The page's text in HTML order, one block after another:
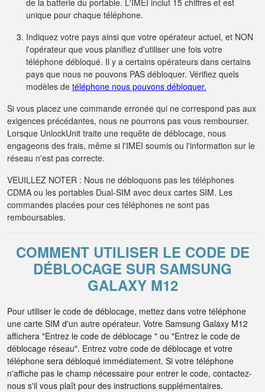
de la batterie du portable. L'IMEI inclut 15 chiffres et est
unique pour chaque téléphone.
Indiquez votre pays ainsi que votre opérateur actuel, et NON
l'opérateur que vous planifiez d'utiliser une fois votre
téléphone débloqué. Il y a certains opérateurs dans certains
pays que nous ne pouvons PAS débloquer. Vérifiez quels
modèles de téléphone nous pouvons débloquer.
Si vous placez une commande erronée qui ne correspond pas aux
exigences précédantes, nous ne pourrons pas vous rembourser.
Lorsque UnlockUnit traite une requête de déblocage, nous
engageons des frais, même si l'IMEI soumis ou l'information sur le
réseau n'est pas correcte.
VEUILLEZ NOTER : Nous ne débloquons pas les téléphones
CDMA ou les portables Dual-SIM avec deux cartes SIM. Les
commandes placées pour ces téléphones ne sont pas
remboursables.
COMMENT UTILISER LE CODE DE
DÉBLOCAGE SUR SAMSUNG
GALAXY M12
Pour utiliser le code de déblocage, mettez dans votre téléphone
une carte SIM d'un autre opérateur. Votre Samsung Galaxy M12
affichera "Entrez le code de déblocage " ou "Entrez le code de
déblocage réseau". Entrez votre code de déblocage et votre
téléphone sera débloqué immédiatement. Si votre téléphone
n'affiche pas le champ nécessaire pour entrer le code, contactez-
nous s'il vous plaît pour des instructions supplémentaires.